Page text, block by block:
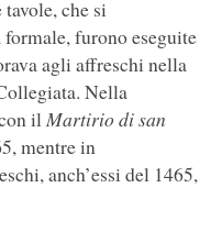
che si
furono eseguite
agli affreschi nella
Nella
ilMartirio di san
mentre in
anch’essi del 1465,